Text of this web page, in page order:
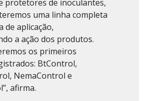
protetores de inoculantes,
uma linha completa
de aplicação,
a ação dos produtos.
os primeiros
BtControl,
NemaControl e
afirma.